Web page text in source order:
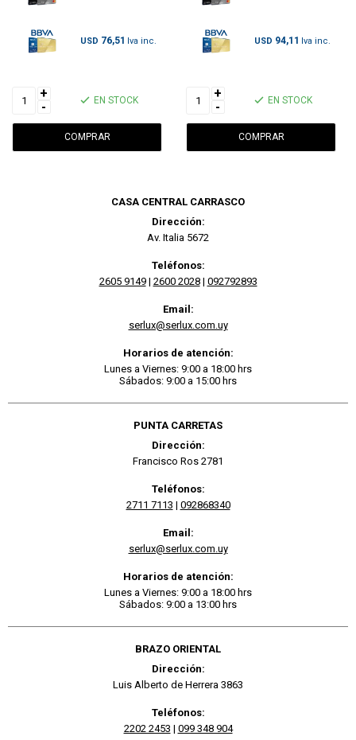
USD 76,51
+
-
EN STOCK
USD 94,11
+
-
EN STOCK
CASA CENTRAL CARRASCO
Dirección:
Av. Italia 5672
Teléfonos:
2605 9149| 2600 2028| 092792893
Email:
serlux@serlux.com.uy
Horarios de atención:
Lunes a Viernes: 9:00 a 18:00 hrs
Sábados: 9:00 a 15:00 hrs
PUNTA CARRETAS
Dirección:
Francisco Ros 2781
Teléfonos:
2711 7113 | 092868340
Email:
serlux@serlux.com.uy
Horarios de atención:
Lunes a Viernes: 9:00 a 18:00 hrs
Sábados: 9:00 a 13:00 hrs
BRAZO ORIENTAL
Dirección:
Luis Alberto de Herrera 3863
Teléfonos:
2202 2453 | 099 348 904